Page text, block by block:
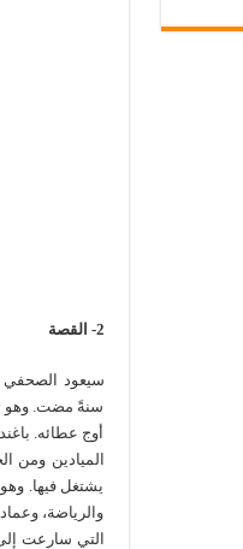
2- القصة
سيعود الصحفي
سنةً مضت. وهو
أوج عطائه.
الميادين ومن
يشتغل فيها.
والرياضة،
التي سارعت